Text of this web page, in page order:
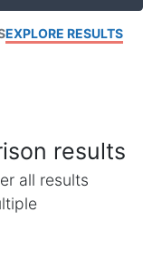
EXPLORE RESULTS
results
all results